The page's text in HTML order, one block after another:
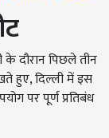
के दौरान पिछले तीन
हुए, दिल्ली में इस
पर पूर्ण प्रतिबंध